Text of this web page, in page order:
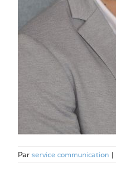
Par service communication |